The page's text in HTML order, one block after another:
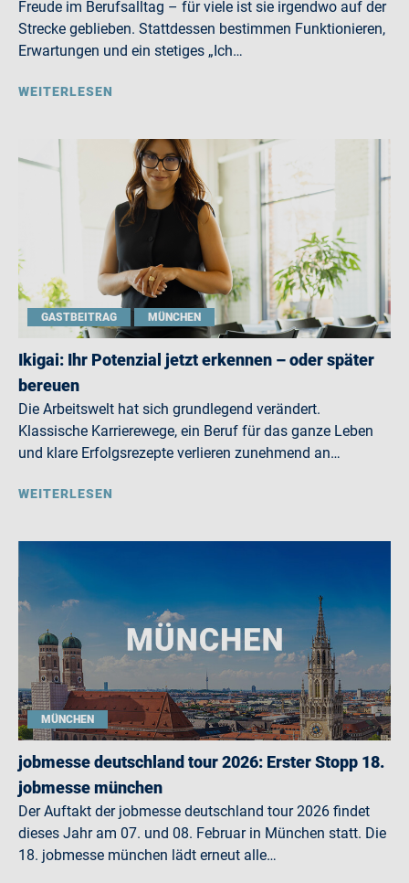
Freude im Berufsalltag – für viele ist sie irgendwo auf der
Strecke geblieben. Stattdessen bestimmen Funktionieren,
Erwartungen und ein stetiges „Ich…
WEITERLESEN
GASTBEITRAG MÜNCHEN
Ikigai: Ihr Potenzial jetzt erkennen – oder später
bereuen
Die Arbeitswelt hat sich grundlegend verändert.
Klassische Karrierewege, ein Beruf für das ganze Leben
und klare Erfolgsrezepte verlieren zunehmend an…
WEITERLESEN
MÜNCHEN
jobmesse deutschland tour 2026: Erster Stopp 18.
jobmesse münchen
Der Auftakt der jobmesse deutschland tour 2026 findet
dieses Jahr am 07. und 08. Februar in München statt. Die
18. jobmesse münchen lädt erneut alle…